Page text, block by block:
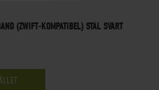
(ZWIFT-KOMPATIBEL) STÅL SVART